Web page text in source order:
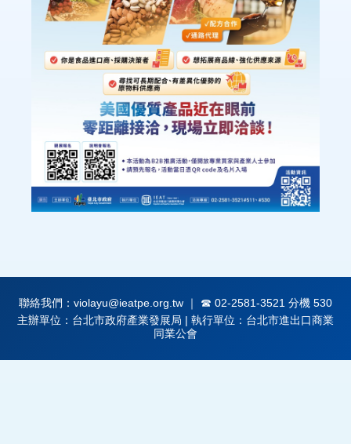
聯絡我們：violayu@ieatpe.org.tw ｜ ☎ 02-2581-3521 分機 530
主辦單位：台北市政府產業發展局 | 執行單位：台北市進出口商業
同業公會